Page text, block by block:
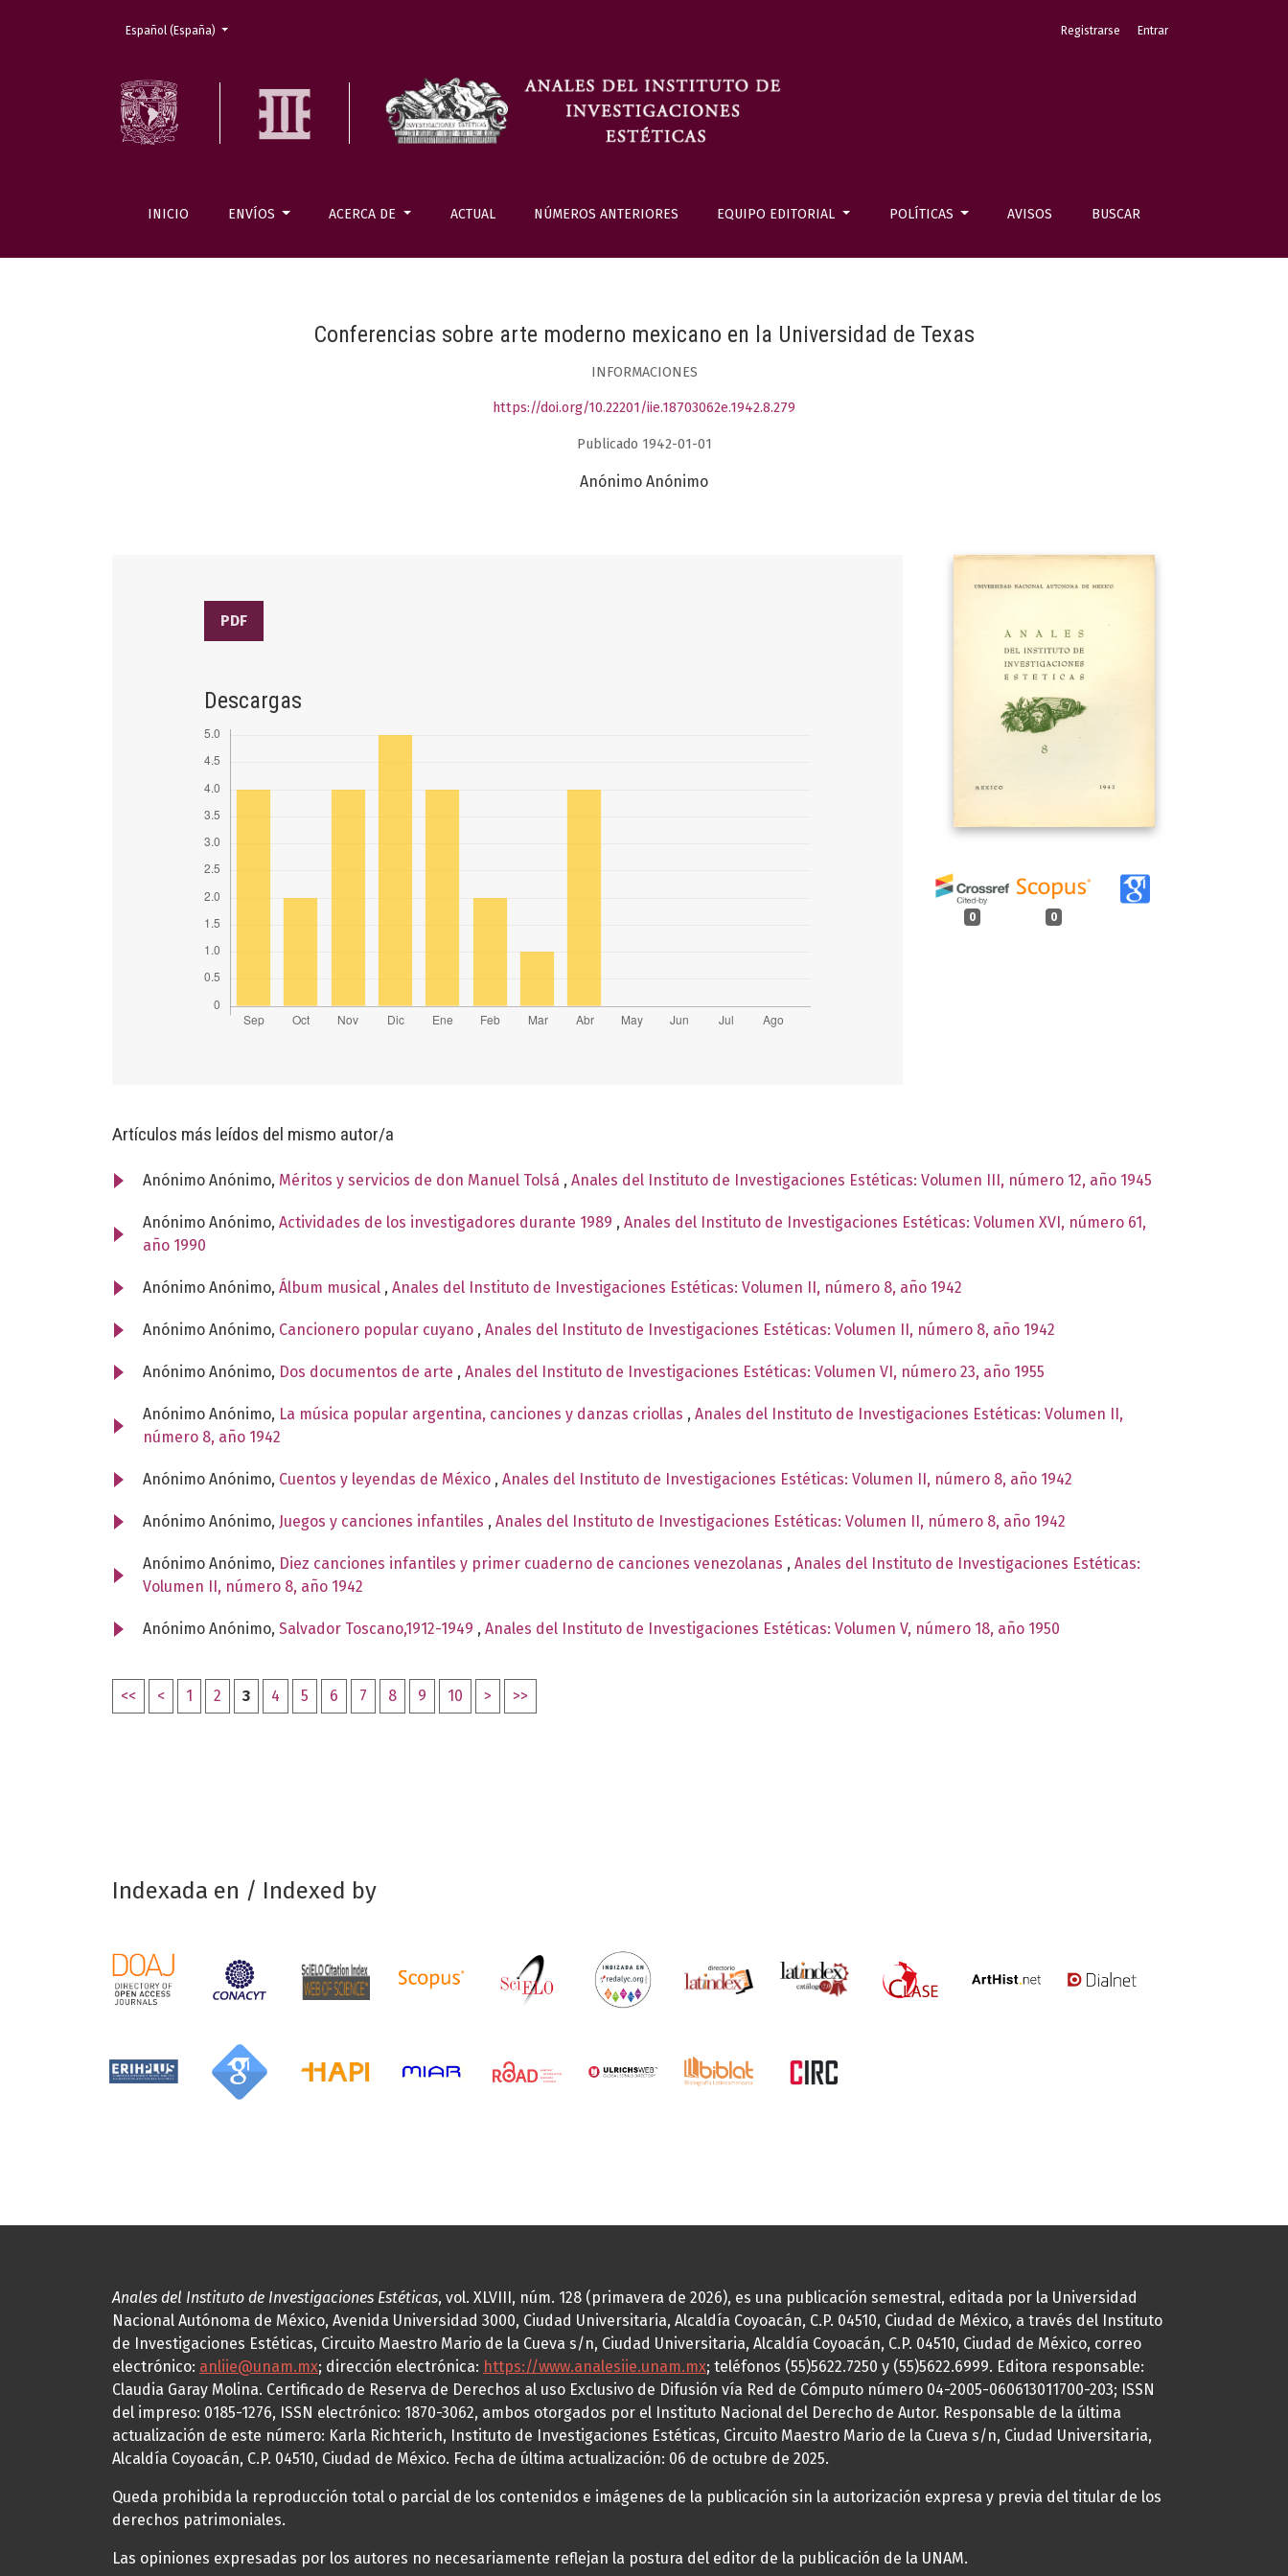
INICIO ENVÍOS ACERCA DE ACTUAL NÚMEROS ANTERIORES EQUIPO EDITORIAL POLÍTICAS AVISOS BUSCAR
Registrarse Entrar
Cambiar el idioma. El actual es:
Español (España)
Conferencias sobre arte moderno mexicano en la Universidad de Texas
INFORMACIONES
https://doi.org/10.22201/iie.18703062e.1942.8.279
Publicado 1942-01-01
Anónimo Anónimo
0 0
PDF
Descargas
Artículos más leídos del mismo autor/a
Anónimo Anónimo, Méritos y servicios de don Manuel Tolsá , Anales del Instituto de Investigaciones Estéticas: Volumen III, número 12, año 1945
Anónimo Anónimo, Actividades de los investigadores durante 1989 , Anales del Instituto de Investigaciones Estéticas: Volumen XVI, número 61,
año 1990
Anónimo Anónimo, Álbum musical , Anales del Instituto de Investigaciones Estéticas: Volumen II, número 8, año 1942
Anónimo Anónimo, Cancionero popular cuyano , Anales del Instituto de Investigaciones Estéticas: Volumen II, número 8, año 1942
Anónimo Anónimo, Dos documentos de arte , Anales del Instituto de Investigaciones Estéticas: Volumen VI, número 23, año 1955
Anónimo Anónimo, La música popular argentina, canciones y danzas criollas , Anales del Instituto de Investigaciones Estéticas: Volumen II,
número 8, año 1942
Anónimo Anónimo, Cuentos y leyendas de México , Anales del Instituto de Investigaciones Estéticas: Volumen II, número 8, año 1942
Anónimo Anónimo, Juegos y canciones infantiles , Anales del Instituto de Investigaciones Estéticas: Volumen II, número 8, año 1942
Anónimo Anónimo, Diez canciones infantiles y primer cuaderno de canciones venezolanas , Anales del Instituto de Investigaciones Estéticas:
Volumen II, número 8, año 1942
Anónimo Anónimo, Salvador Toscano,1912-1949 , Anales del Instituto de Investigaciones Estéticas: Volumen V, número 18, año 1950
<< < 1 2 3 4 5 6 7 8 9 10 > >>
Indexada en / Indexed by
Anales del Instituto de Investigaciones Estéticas, vol. XLVIII, núm. 128 (primavera de 2026), es una publicación semestral, editada por la Universidad
Nacional Autónoma de México, Avenida Universidad 3000, Ciudad Universitaria, Alcaldía Coyoacán, C.P. 04510, Ciudad de México, a través del Instituto
de Investigaciones Estéticas, Circuito Maestro Mario de la Cueva s/n, Ciudad Universitaria, Alcaldía Coyoacán, C.P. 04510, Ciudad de México, correo
electrónico: anliie@unam.mx; dirección electrónica: https://www.analesiie.unam.mx; teléfonos (55)5622.7250 y (55)5622.6999. Editora responsable:
Claudia Garay Molina. Certificado de Reserva de Derechos al uso Exclusivo de Difusión vía Red de Cómputo número 04-2005-060613011700-203; ISSN
del impreso: 0185-1276, ISSN electrónico: 1870-3062, ambos otorgados por el Instituto Nacional del Derecho de Autor. Responsable de la última
actualización de este número: Karla Richterich, Instituto de Investigaciones Estéticas, Circuito Maestro Mario de la Cueva s/n, Ciudad Universitaria,
Alcaldía Coyoacán, C.P. 04510, Ciudad de México. Fecha de última actualización: 06 de octubre de 2025.
Queda prohibida la reproducción total o parcial de los contenidos e imágenes de la publicación sin la autorización expresa y previa del titular de los
derechos patrimoniales.
Las opiniones expresadas por los autores no necesariamente reflejan la postura del editor de la publicación de la UNAM.